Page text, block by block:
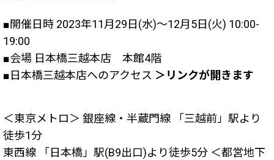
■開催日時 2023年11月29日(水)～12月5日(火) 10:00-
19:00
■会場 日本橋三越本店 本館4階
■日本橋三越本店へのアクセス ＞リンクが開きます
＜東京メトロ＞ 銀座線・半蔵門線 「三越前」駅より
徒歩1分
東西線 「日本橋」駅(B9出口)より徒歩5分 ＜都営地下